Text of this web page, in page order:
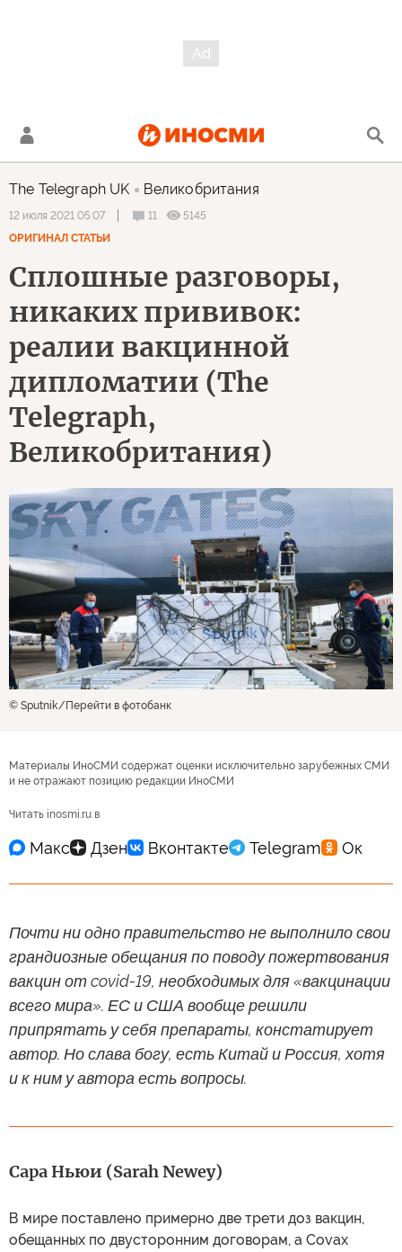
The Telegraph UK Великобритания
12 июля 2021 05:07 11
5145
ОРИГИНАЛ СТАТЬИ
Сплошные разговоры,
никаких прививок:
реалии вакцинной
дипломатии (The
Telegraph,
Великобритания)
© Sputnik Перейти в фотобанк
Материалы ИноСМИ содержат оценки исключительно зарубежных СМИ
и не отражают позицию редакции ИноСМИ
Читать inosmi.ru в
Почти ни одно правительство не выполнило свои
грандиозные обещания по поводу пожертвования
вакцин от covid-19, необходимых для «вакцинации
всего мира». ЕС и США вообще решили
припрятать у себя препараты, констатирует
автор. Но слава богу, есть Китай и Россия, хотя
и к ним у автора есть вопросы.
Сара Ньюи (Sarah Newey)
В мире поставлено примерно две трети доз вакцин,
обещанных по двусторонним договорам, а Covax